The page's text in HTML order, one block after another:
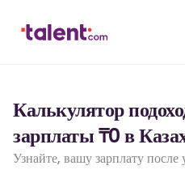
Калькулятор
зарплаты ₸0 в
Узнайте, вашу зарплату после